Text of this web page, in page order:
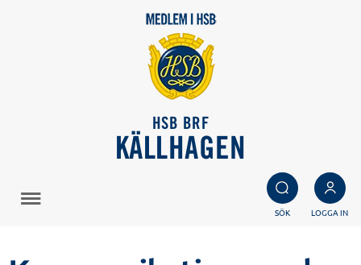
HSB BRF
KÄLLHAGEN
SÖK LOGGA IN